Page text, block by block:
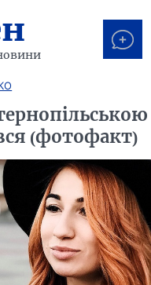
(фотофакт)